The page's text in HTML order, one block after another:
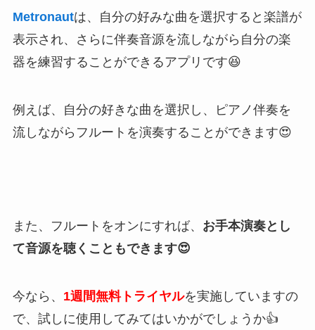
Metronautは、自分の好みな曲を選択すると楽譜が
表示され、さらに伴奏音源を流しながら自分の楽
器を練習することができるアプリです😆
例えば、
自分の好きな曲を選択し、ピアノ伴奏を
流しながらフルートを演奏することができます😍
また、フルートをオンにすれば、 お手本演奏とし
て音源を聴くこともできます😍
今なら、 1週間無料トライヤルを実施していますの
で、試しに使用してみてはいかがでしょうか👍